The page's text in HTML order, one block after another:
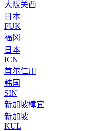
大阪关西
日本
FUK
福冈
日本
ICN
首尔仁川
韩国
SIN
新加坡樟宜
新加坡
KUL